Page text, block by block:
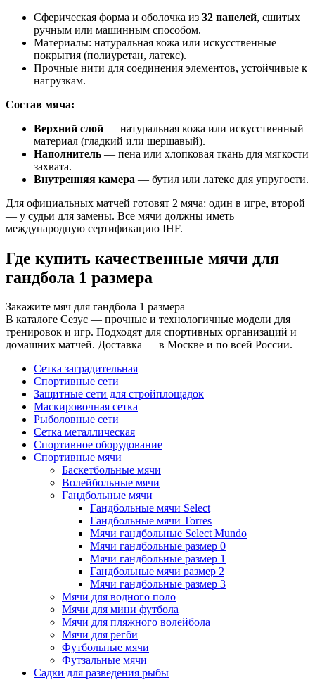
Сферическая форма и оболочка из 32 панелей, сшитых
ручным или машинным способом.
Материалы: натуральная кожа или искусственные
покрытия (полиуретан, латекс).
Прочные нити для соединения элементов, устойчивые к
нагрузкам.
Состав мяча:
Верхний слой — натуральная кожа или искусственный
материал (гладкий или шершавый).
Наполнитель — пена или хлопковая ткань для мягкости
захвата.
Внутренняя камера — бутил или латекс для упругости.
Для официальных матчей готовят 2 мяча: один в игре, второй
— у судьи для замены. Все мячи должны иметь
международную сертификацию IHF.
Где купить качественные мячи для
гандбола 1 размера
Закажите мяч для гандбола 1 размера
В каталоге Сезус — прочные и технологичные модели для
тренировок и игр. Подходят для спортивных организаций и
домашних матчей. Доставка — в Москве и по всей России.
Сетка заградительная
Спортивные сети
Защитные сети для стройплощадок
Маскировочная сетка
Рыболовные сети
Сетка металлическая
Спортивное оборудование
Спортивные мячи
Баскетбольные мячи
Волейбольные мячи
Гандбольные мячи
Гандбольные мячи Select
Гандбольные мячи Torres
Мячи гандбольные Select Mundo
Мячи гандбольные размер 0
Мячи гандбольные размер 1
Гандбольные мячи размер 2
Мячи гандбольные размер 3
Мячи для водного поло
Мячи для мини футбола
Мячи для пляжного волейбола
Мячи для регби
Футбольные мячи
Футзальные мячи
Садки для разведения рыбы